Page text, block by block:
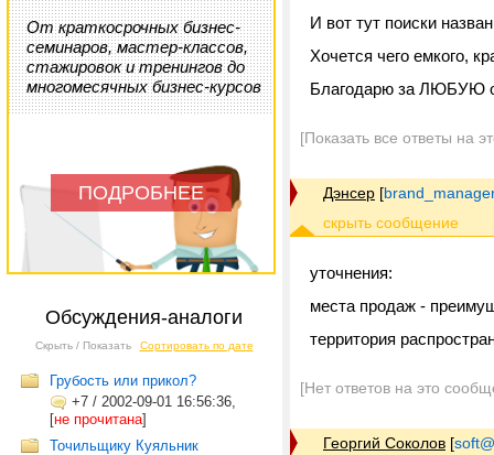
От краткосрочных бизнес-
семинаров, мастер-классов,
стажировок и тренингов до
многомесячных бизнес-курсов
ПОДРОБНЕЕ
Обсуждения-аналоги
Скрыть / Показать Сортировать по дате
Грубость или прикол?
+7 / 2002-09-01 16:56:36,
[не прочитана]
Точильщику Куяльник
И вот тут поиски
Хочется чего емкого,
Благодарю за ЛЮБУЮ
[Показать все ответы на
Дэнсер [
уточнения:
места продаж -
территория
[Нет ответов на это
Георгий Соколов [